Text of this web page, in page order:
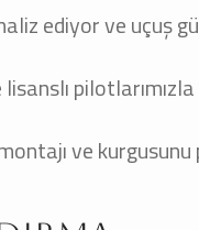
ediyor ve uçuş
ve